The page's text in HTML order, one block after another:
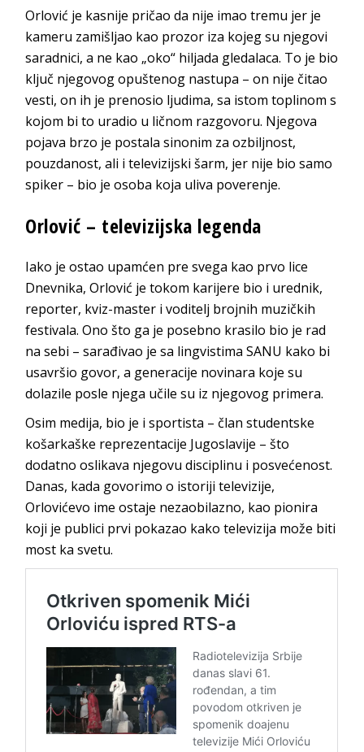
Orlović je kasnije pričao da nije imao tremu jer je
kameru zamišljao kao prozor iza kojeg su njegovi
saradnici, a ne kao „oko“ hiljada gledalaca. To je bio
ključ njegovog opuštenog nastupa – on nije čitao
vesti, on ih je prenosio ljudima, sa istom toplinom s
kojom bi to uradio u ličnom razgovoru. Njegova
pojava brzo je postala sinonim za ozbiljnost,
pouzdanost, ali i televizijski šarm, jer nije bio samo
spiker – bio je osoba koja uliva poverenje.
Orlović – televizijska legenda
Iako je ostao upamćen pre svega kao prvo lice
Dnevnika, Orlović je tokom karijere bio i urednik,
reporter, kviz-master i voditelj brojnih muzičkih
festivala. Ono što ga je posebno krasilo bio je rad
na sebi – sarađivao je sa lingvistima SANU kako bi
usavršio govor, a generacije novinara koje su
dolazile posle njega učile su iz njegovog primera.
Osim medija, bio je i sportista – član studentske
košarkaške reprezentacije Jugoslavije – što
dodatno oslikava njegovu disciplinu i posvećenost.
Danas, kada govorimo o istoriji televizije,
Orlovićevo ime ostaje nezaobilazno, kao pionira
koji je publici prvi pokazao kako televizija može biti
most ka svetu.